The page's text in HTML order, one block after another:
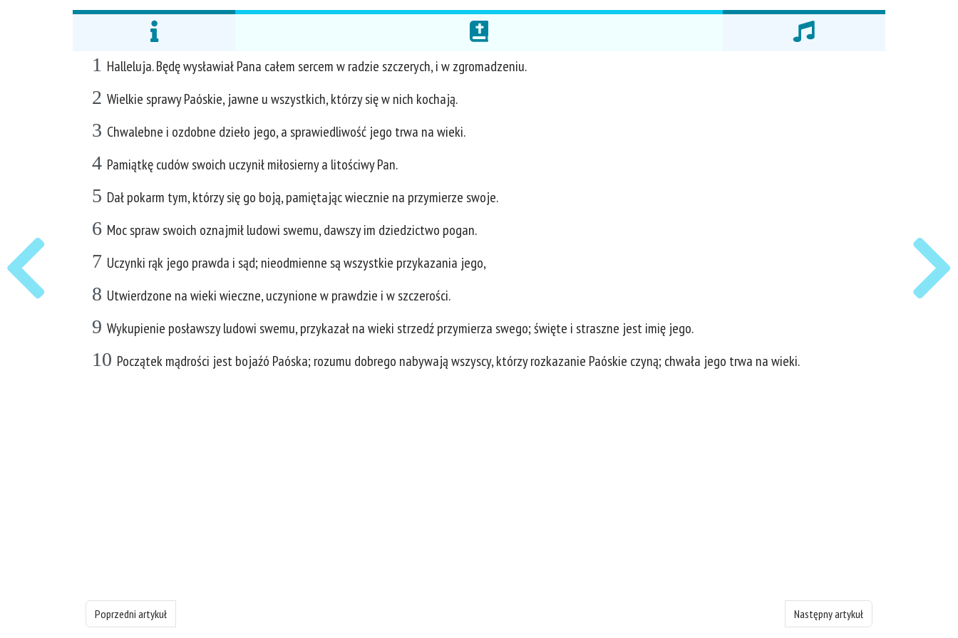
1 Halleluja. Będę wysławiał Pana całem sercem w radzie szczerych, i w zgromadzeniu.
2 Wielkie sprawy Paóskie, jawne u wszystkich, którzy się w nich kochają.
3 Chwalebne i ozdobne dzieło jego, a sprawiedliwość jego trwa na wieki.
4 Pamiątkę cudów swoich uczynił miłosierny a litościwy Pan.
5 Dał pokarm tym, którzy się go boją, pamiętając wiecznie na przymierze swoje.
6 Moc spraw swoich oznajmił ludowi swemu, dawszy im dziedzictwo pogan.
7 Uczynki rąk jego prawda i sąd; nieodmienne są wszystkie przykazania jego,
8 Utwierdzone na wieki wieczne, uczynione w prawdzie i w szczerości.
9 Wykupienie posławszy ludowi swemu, przykazał na wieki strzedź przymierza swego; święte i straszne jest imię jego.
10 Początek mądrości jest bojaźó Paóska; rozumu dobrego nabywają wszyscy, którzy rozkazanie Paóskie czyną; chwała jego trwa na wieki.
Poprzedni artykuł: Księgę Psalmów - rozdział 110
Poprzedni artykuł Następny artykuł: Księgę Psalmów -
Następny artykuł